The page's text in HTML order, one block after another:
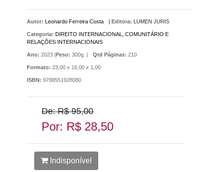
Autor: Leonardo Ferreira Costa Editora: LUMEN JURIS
Categoria: DIREITO INTERNACIONAL, COMUNITÁRIO E
RELAÇÕES INTERNACIONAIS
Ano: 2023 | Peso: 300g. | Qtd Páginas: 210
Formato: 23,00 x 16,00 x 1,00
ISBN: 9788551928080
De: R$ 95,00
Por: R$ 28,50
Indisponível